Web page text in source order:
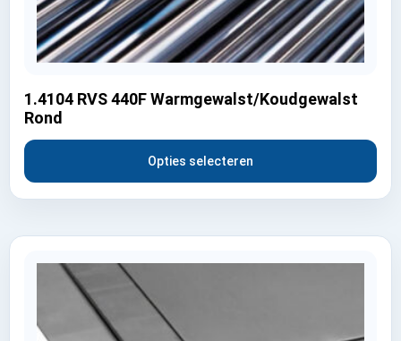
1.4104 RVS 440F Warmgewalst/Koudgewalst
Rond
Opties selecteren